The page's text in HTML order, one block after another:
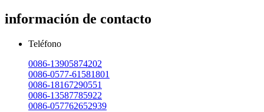
información de contacto
Teléfono
0086-13905874202
0086-0577-61581801
0086-18167290551
0086-13587785922
0086-057762652939